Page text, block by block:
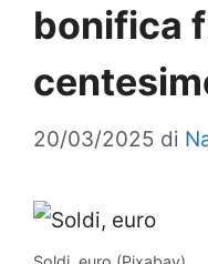
bonifica
20/03/2025 di